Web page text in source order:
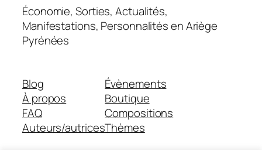
Économie, Sorties, Actualités,
Manifestations, Personnalités en Ariège
Pyrénées
Blog
À propos
FAQ
Auteurs/autrices
Évènements
Boutique
Compositions
Thèmes